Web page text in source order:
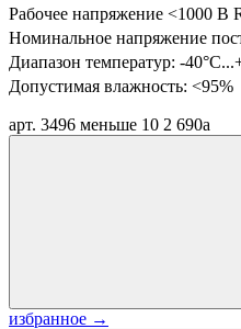
Рабочее напряжение <1000 В
Номинальное напряжение
Диапазон температур: -
Допустимая влажность: <95%
арт. 3496 меньше 10 2 690a
избранное →